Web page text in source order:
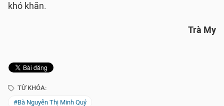
khó khăn.
Trà My
TỪ KHÓA:
#Bà Nguyễn Thị Minh Quý